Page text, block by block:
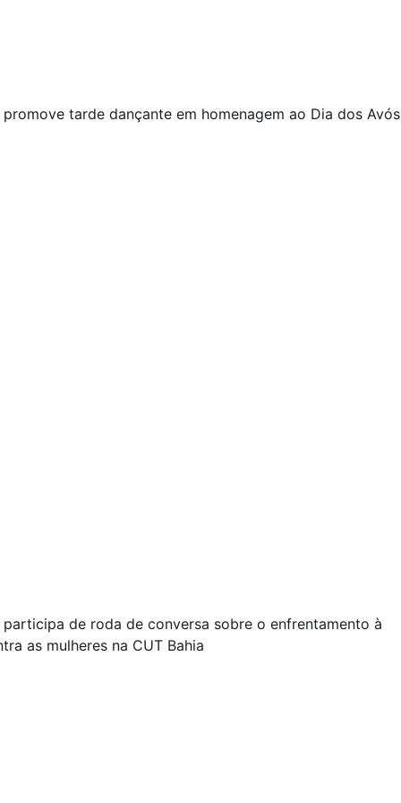
tarde dançante em homenagem ao Dia dos Avós
participa de roda de conversa sobre o enfrentamento à
as mulheres na CUT Bahia